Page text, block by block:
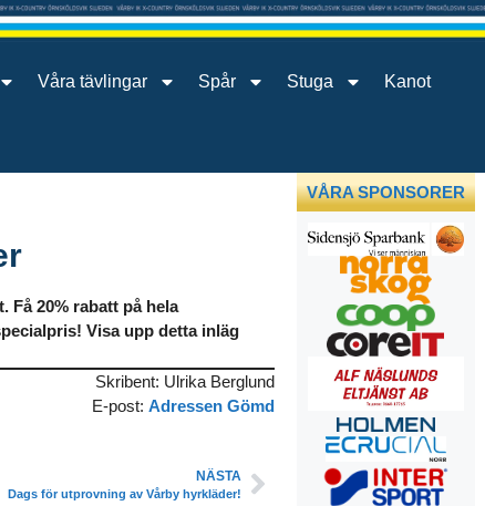
Våra tävlingar Spår Stuga Kanot
Få 20% rabatt på hela
Visa upp detta inläg
Skribent: Ulrika Berglund
E-post: Adressen Gömd
NÄSTA
Dags för utprovning av Vårby hyrkläder!
VÅRA SPONSORER